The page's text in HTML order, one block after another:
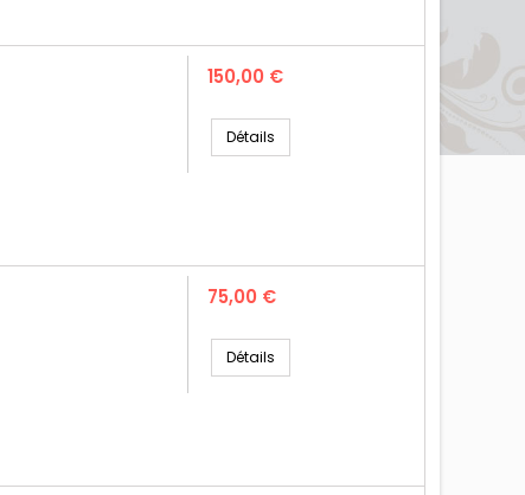
Prix
150,00 €
Détails
Prix
75,00 €
Détails